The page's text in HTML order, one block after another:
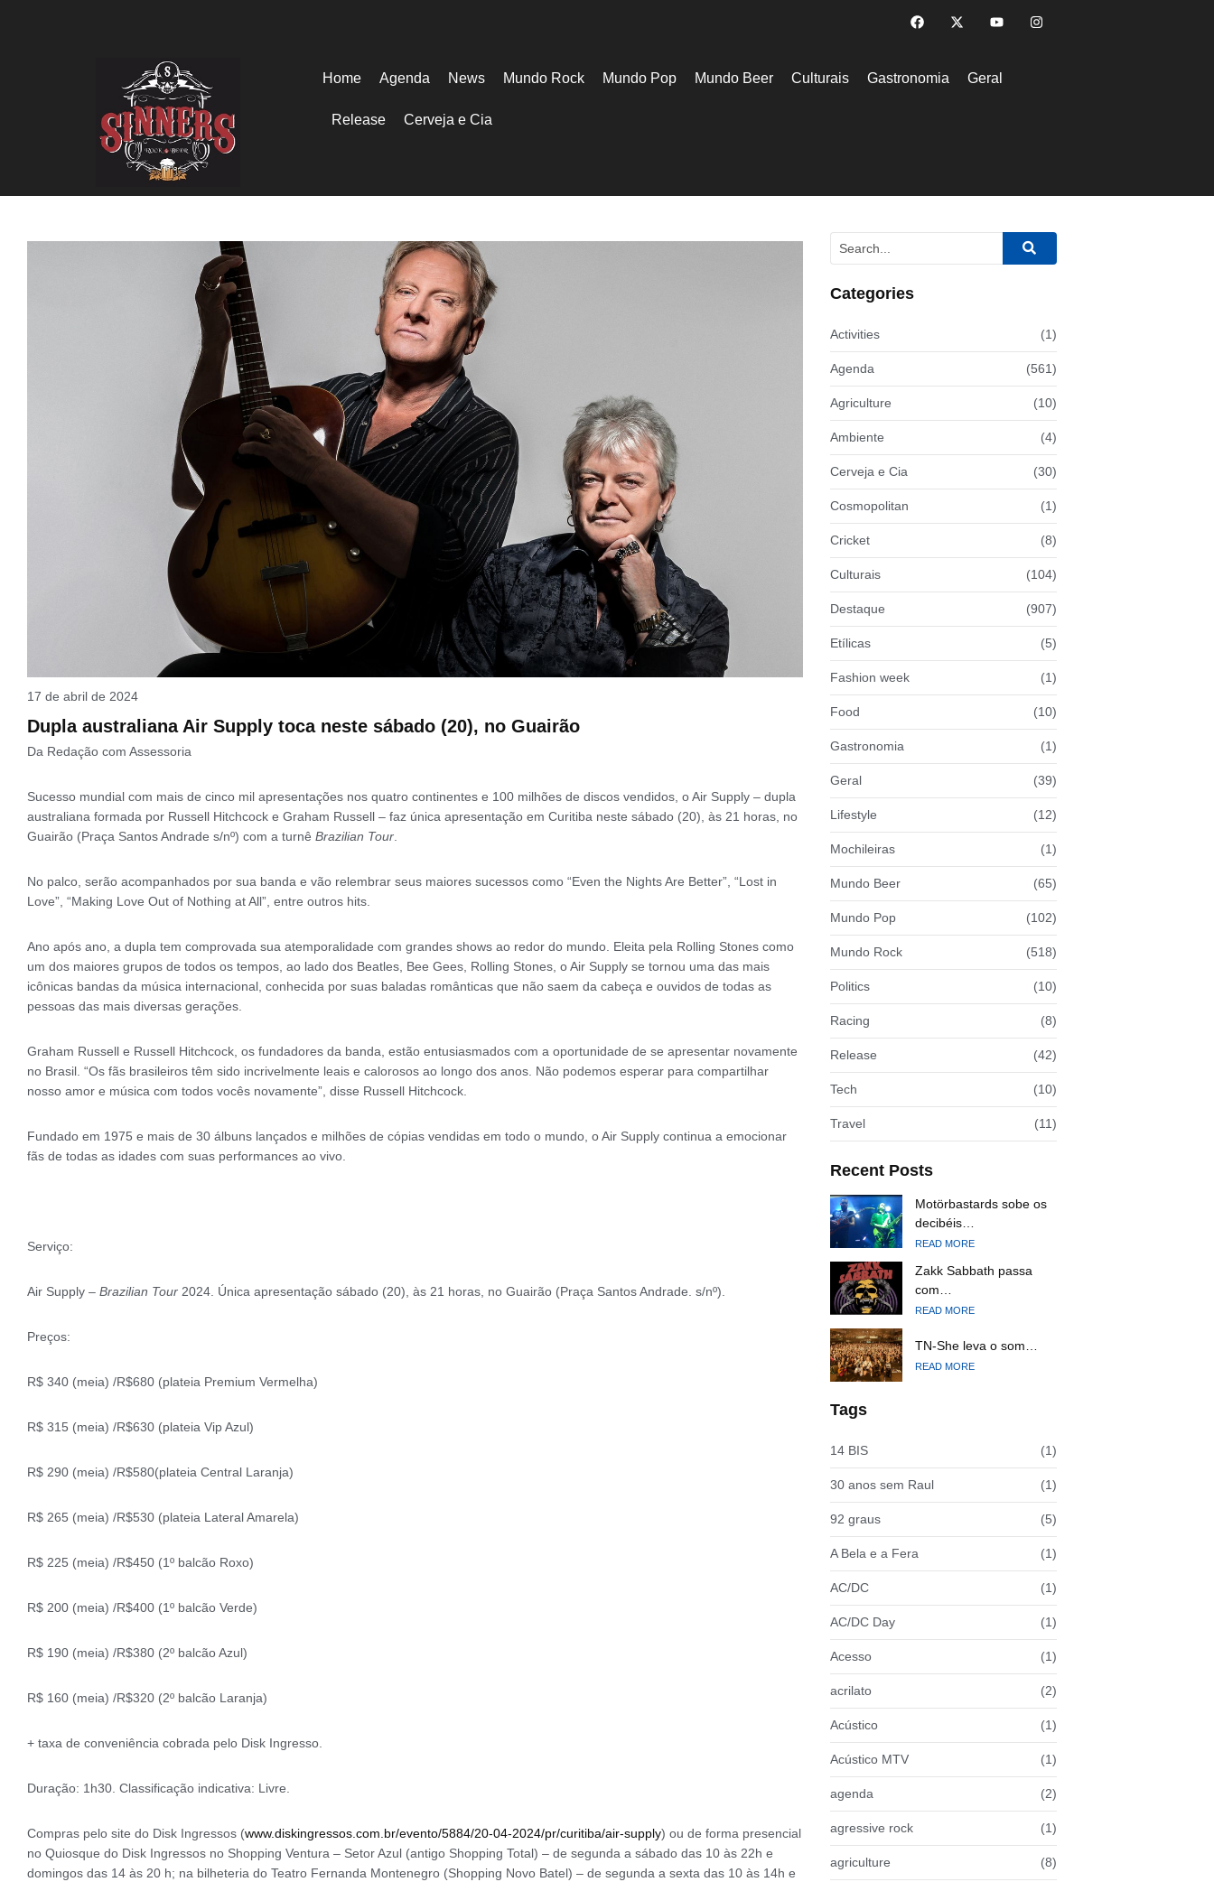
Home Agenda News Mundo Rock Mundo Pop Mundo Beer Culturais Gastronomia Geral
Release Cerveja e Cia
17 de abril de 2024
Dupla australiana Air Supply toca neste sábado (20), no Guairão
Da Redação com Assessoria
Sucesso mundial com mais de cinco mil apresentações nos quatro continentes e 100 milhões de discos vendidos, o Air Supply – dupla
australiana formada por Russell Hitchcock e Graham Russell – faz única apresentação em Curitiba neste sábado (20), às 21 horas, no
Guairão (Praça Santos Andrade s/nº) com a turnê Brazilian Tour
No palco, serão acompanhados por sua banda e vão relembrar seus maiores sucessos como “Even the Nights Are Better”, “Lost in
Love”, “Making Love Out of Nothing at All”, entre outros hits.
Ano após ano, a dupla tem comprovada sua atemporalidade com grandes shows ao redor do mundo. Eleita pela Rolling Stones como
um dos maiores grupos de todos os tempos, ao lado dos Beatles, Bee Gees, Rolling Stones, o Air Supply se tornou uma das mais
icônicas bandas da música internacional, conhecida por suas baladas românticas que não saem da cabeça e ouvidos de todas as
pessoas das mais diversas gerações.
Graham Russell e Russell Hitchcock, os fundadores da banda, estão entusiasmados com a oportunidade de se apresentar novamente
no Brasil. “Os fãs brasileiros têm sido incrivelmente leais e calorosos ao longo dos anos. Não podemos esperar para compartilhar
nosso amor e música com todos vocês novamente”, disse Russell Hitchcock.
Fundado em 1975 e mais de 30 álbuns lançados e milhões de cópias vendidas em todo o mundo, o Air Supply continua a emocionar
fãs de todas as idades com suas performances ao vivo.
Serviço:
Air Supply – Brazilian Tour 2024. Única apresentação sábado (20), às 21 horas, no Guairão (Praça Santos Andrade. s/nº).
Preços:
R$ 340 (meia) /R$680 (plateia Premium Vermelha)
R$ 315 (meia) /R$630 (plateia Vip Azul)
R$ 290 (meia) /R$580(plateia Central Laranja)
R$ 265 (meia) /R$530 (plateia Lateral Amarela)
R$ 225 (meia) /R$450 (1º balcão Roxo)
R$ 200 (meia) /R$400 (1º balcão Verde)
R$ 190 (meia) /R$380 (2º balcão Azul)
R$ 160 (meia) /R$320 (2º balcão Laranja)
+ taxa de conveniência cobrada pelo Disk Ingresso.
Duração: 1h30. Classificação indicativa: Livre.
Compras pelo site do Disk Ingressos (www.diskingressos.com.br/evento/5884/20-04-2024/pr/curitiba/air-supply) ou de forma presencial
no Quiosque do Disk Ingressos no Shopping Ventura – Setor Azul (antigo Shopping Total) – de segunda a sábado das 10 às 22h e
domingos das 14 às 20 h; na bilheteria do Teatro Fernanda Montenegro (Shopping Novo Batel) – de segunda a sexta das 10 às 14h e
Categories
Activities (1)
Agenda (561)
Agriculture (10)
Ambiente (4)
Cerveja e Cia (30)
Cosmopolitan (1)
Cricket (8)
Culturais (104)
Destaque (907)
Etílicas (5)
Fashion week (1)
Food (10)
Gastronomia (1)
Geral (39)
Lifestyle (12)
Mochileiras (1)
Mundo Beer (65)
Mundo Pop (102)
Mundo Rock (518)
Politics (10)
Racing (8)
Release (42)
Tech (10)
Travel (11)
Recent Posts
Motörbastards sobe os
decibéis…
READ MORE
Zakk Sabbath passa
com…
READ MORE
TN-She leva o som…
READ MORE
Tags
14 BIS (1)
30 anos sem Raul (1)
92 graus (5)
A Bela e a Fera (1)
AC/DC (1)
AC/DC Day (1)
Acesso (1)
acrilato (2)
Acústico (1)
Acústico MTV (1)
agenda (2)
agressive rock (1)
agriculture (8)